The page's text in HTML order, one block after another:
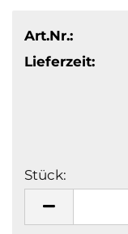
Art.Nr.:
Lieferzeit:
Stück: